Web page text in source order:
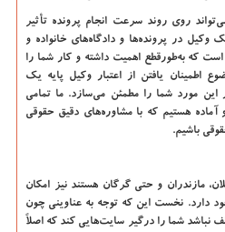
روی روند سرعت انجام پرونده تأثیر
وکیل در پرونده‌ها و دادگاه‌های خانواده و
که به‌طورقطع اهمیت داشته و کار شما را
اطمینان یافتن از اعتبار وکیل پایه یک
مورد شما را مطمئن می‌سازد. ما تمامی
آماده هستیم که با مشاوره‌های دقیق حقوقی
باشیم.
مازندران و حتی گرگان هستند نیز امکان
دارد. نخست این که توجه به عناوینی چون
نباشد شما را درگیر سایت‌هایی کند که اصلاً